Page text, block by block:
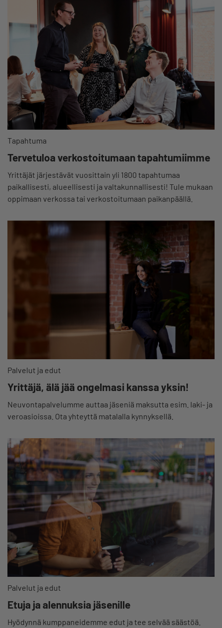
Tapahtuma
Tervetuloa verkostoitumaan tapahtumiimme
Yrittäjät järjestävät vuosittain yli 1800 tapahtumaa
paikallisesti, alueellisesti ja valtakunnallisesti! Tule mukaan
oppimaan verkossa tai verkostoitumaan paikanpäällä.
Palvelut ja edut
Yrittäjä, älä jää ongelmasi kanssa yksin!
Neuvontapalvelumme auttaa jäseniä maksutta esim. laki- ja
veroasioissa. Ota yhteyttä matalalla kynnyksellä.
Palvelut ja edut
Etuja ja alennuksia jäsenille
Hyödynnä kumppaneidemme edut ja tee selvää säästöä.